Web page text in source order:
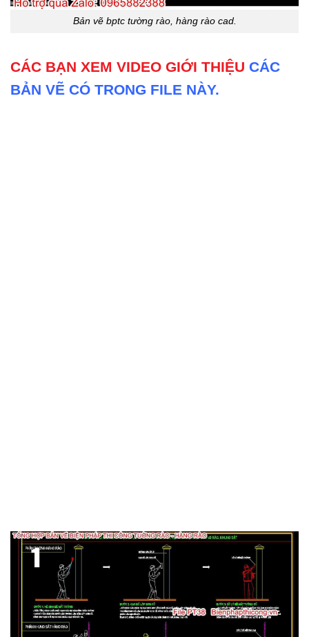
Bản vẽ bptc tường rào, hàng rào cad.
CÁC BẠN XEM VIDEO GIỚI THIỆU CÁC
BẢN VẼ CÓ TRONG FILE NÀY.